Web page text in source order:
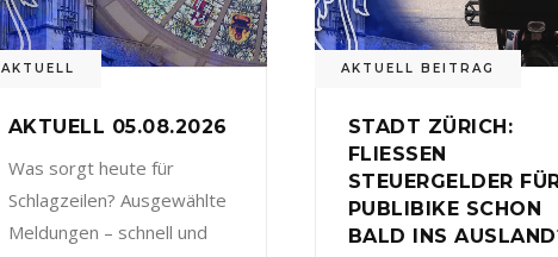
AKTUELL
AKTUELL 05.08.2026
Was sorgt heute für
Schlagzeilen? Ausgewählte
Meldungen – schnell und
AKTUELL BEITRAG
STADT ZÜRICH:
FLIESSEN
STEUERGELDER
PUBLIBIKE SCHON
BALD INS